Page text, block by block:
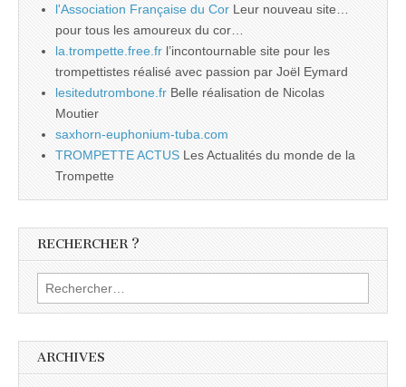
l'Association Française du Cor Leur nouveau site…
pour tous les amoureux du cor…
la.trompette.free.fr l’incontournable site pour les
trompettistes réalisé avec passion par Joël Eymard
lesitedutrombone.fr Belle réalisation de Nicolas
Moutier
saxhorn-euphonium-tuba.com
TROMPETTE ACTUS Les Actualités du monde de la
Trompette
RECHERCHER ?
Rechercher :
ARCHIVES